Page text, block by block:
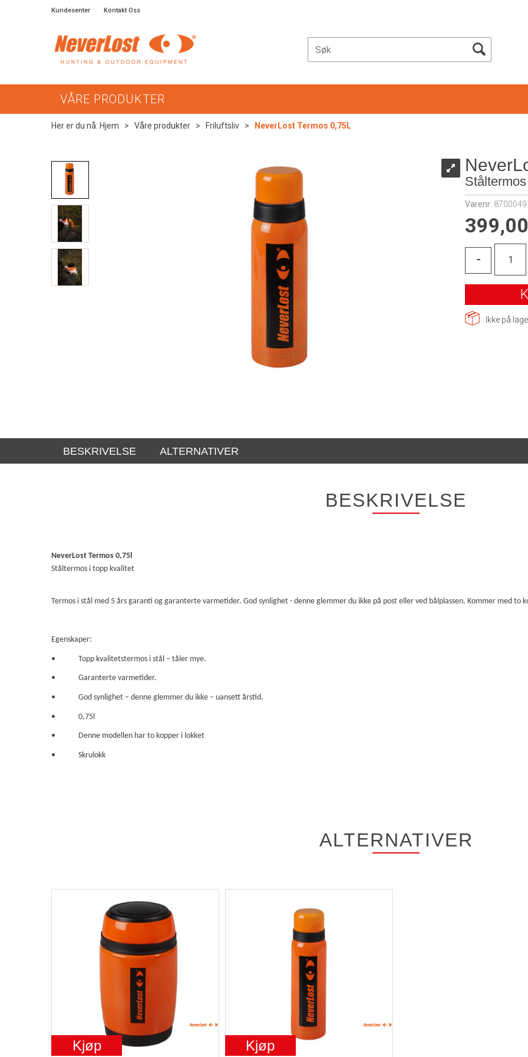
Kundesenter Kontakt Oss
VÅRE PRODUKTER
Her er du nå: Hjem > Våre produkter > Friluftsliv > NeverLost Termos 0,75L
Varenr: 8700049
399,00
-
Ikke på
BESKRIVELSE ALTERNATIVER
BESKRIVELSE
NeverLost Termos 0,75l
Ståltermos i topp kvalitet
Termos i stål med 5 års garanti og garanterte varmetider. God synlighet - denne glemmer du ikke på post eller ved bålplassen. Kommer med to
Egenskaper:
• Topp kvalitetstermos i stål – tåler mye.
• Garanterte varmetider.
• God synlighet – denne glemmer du ikke – uansett årstid.
• 0,75l
• Denne modellen har to kopper i lokket
• Skrulokk
ALTERNATIVER
Kjøp Kjøp